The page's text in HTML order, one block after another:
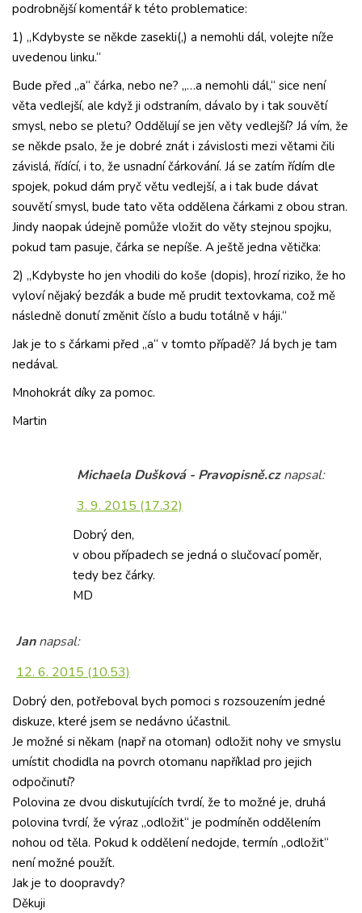
podrobnější komentář k této problematice:
1) „Kdybyste se někde zasekli(,) a nemohli dál, volejte níže
uvedenou linku.“
Bude před „a“ čárka, nebo ne? „…a nemohli dál,“ sice není
věta vedlejší, ale když ji odstraním, dávalo by i tak souvětí
smysl, nebo se pletu? Oddělují se jen věty vedlejší? Já vím, že
se někde psalo, že je dobré znát i závislosti mezi větami čili
závislá, řídící, i to, že usnadní čárkování. Já se zatím řídím dle
spojek, pokud dám pryč větu vedlejší, a i tak bude dávat
souvětí smysl, bude tato věta oddělena čárkami z obou stran.
Jindy naopak údejně pomůže vložit do věty stejnou spojku,
pokud tam pasuje, čárka se nepíše. A ještě jedna větička:
2) „Kdybyste ho jen vhodili do koše (dopis), hrozí riziko, že ho
vyloví nějaký bezďák a bude mě prudit textovkama, což mě
následně donutí změnit číslo a budu totálně v háji.“
Jak je to s čárkami před „a“ v tomto případě? Já bych je tam
nedával.
Mnohokrát díky za pomoc.
Martin
Michaela Dušková - Pravopisně.cz napsal:
3. 9. 2015 (17.32)
Dobrý den,
v obou případech se jedná o slučovací poměr,
tedy bez čárky.
MD
Jan napsal:
12. 6. 2015 (10.53)
Dobrý den, potřeboval bych pomoci s rozsouzením jedné
diskuze, které jsem se nedávno účastnil.
Je možné si někam (např na otoman) odložit nohy ve smyslu
umístit chodidla na povrch otomanu například pro jejich
odpočinutí?
Polovina ze dvou diskutujících tvrdí, že to možné je, druhá
polovina tvrdí, že výraz „odložit“ je podmíněn oddělením
nohou od těla. Pokud k oddělení nedojde, termín „odložit“
není možné použít.
Jak je to doopravdy?
Děkuji